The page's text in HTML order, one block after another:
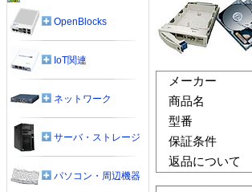
メーカー
商品名
型番
保証条件
返品について
OpenBlocks
IoT関連
ネットワーク
サーバ・ストレージ
パソコン・周辺機器